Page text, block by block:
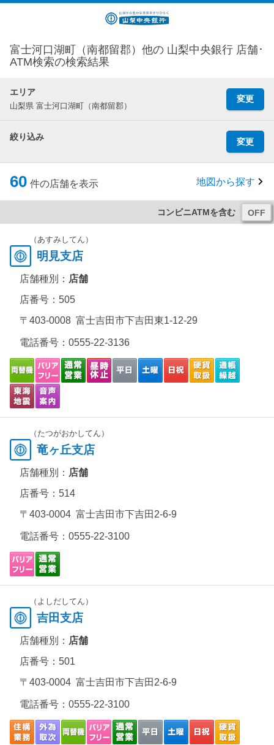
富士河口湖町（南都留郡）他の 山梨中央銀行 店舗･
ATM検索の検索結果
エリア
山梨県 富士河口湖町（南都留郡）
変更
絞り込み 変更
60 件の店舗を表示 地図から探す
コンビニATMを含む
（あすみしてん）
明見支店
店舗種別： 店舗
店番号：505
〒403-0008 富士吉田市下吉田東1-12-29
電話番号： 0555-22-3136
（たつがおかしてん）
竜ヶ丘支店
店舗種別： 店舗
店番号：514
〒403-0004 富士吉田市下吉田2-6-9
電話番号： 0555-22-3100
（よしだしてん）
吉田支店
店舗種別： 店舗
店番号：501
〒403-0004 富士吉田市下吉田2-6-9
電話番号： 0555-22-3100